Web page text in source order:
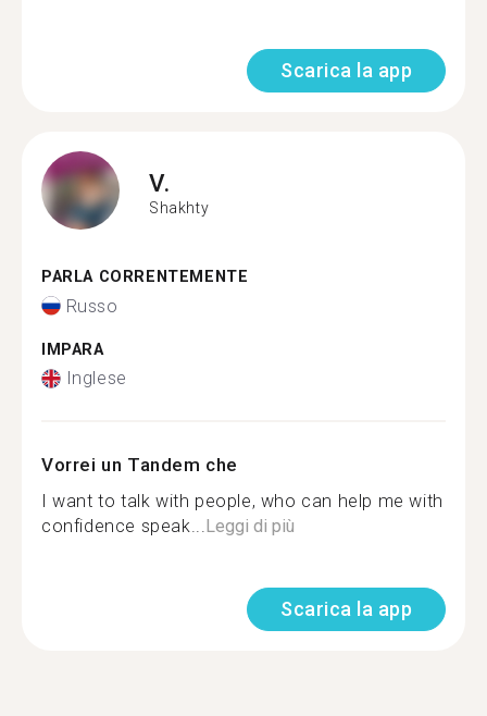
Scarica la app
V.
Shakhty
PARLA CORRENTEMENTE
Russo
IMPARA
Inglese
Vorrei un Tandem che
I want to talk with people, who can help me with
confidence speak...Leggi di più
Scarica la app